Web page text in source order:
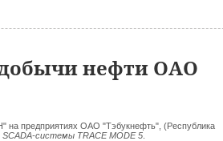
добычи нефти ОАО
на предприятиях ОАО "Тэбукнефть", (Республика
системы TRACE MODE 5